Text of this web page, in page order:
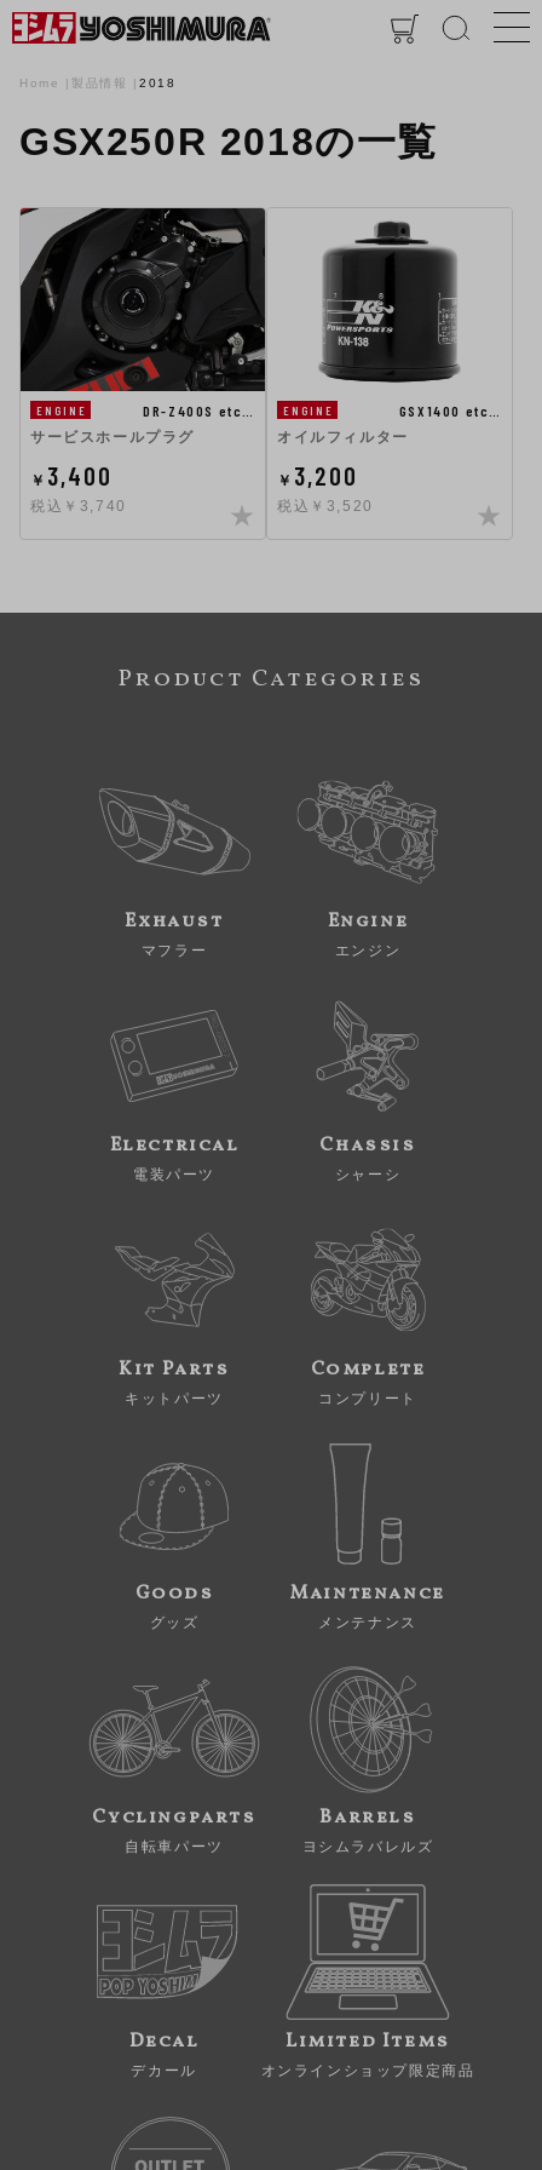
Home 製品情報 2018
GSX250R 2018の一覧
ENGINE
DR-Z400S etc…
サービスホールプラグ
￥ 3,400
税込￥3,740
ENGINE
GSX1400 etc…
オイルフィルター
￥ 3,200
税込￥3,520
Product Categories
Exhaust
マフラー
Engine
エンジン
Electrical
電装パーツ
Chassis
シャーシ
Kit Parts
キットパーツ
Complete
コンプリート
Goods
グッズ
Maintenance
メンテナンス
Cyclingparts
自転車パーツ
Barrels
ヨシムラバレルズ
Decal
デカール
Limited Items
オンラインショップ限定商品